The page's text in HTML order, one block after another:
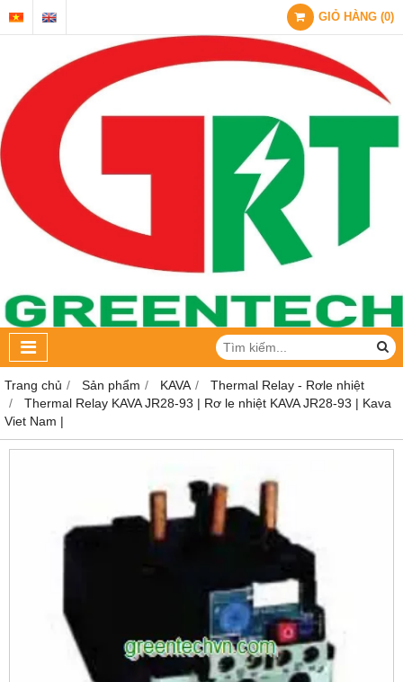
GIỎ HÀNG (0)
Trang chủ Sản phẩm KAVA
Thermal Relay - Rơle nhiệt
Thermal Relay KAVA JR28-93 | Rơ le nhiệt KAVA JR28-93 | Kava
Viet Nam |